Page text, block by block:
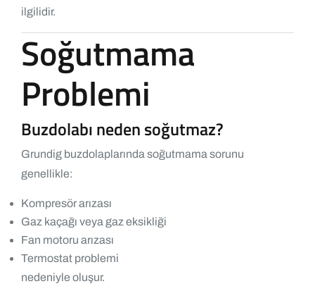
ilgilidir.
Soğutmama
Problemi
Buzdolabı neden soğutmaz?
Grundig buzdolaplarında soğutmama sorunu
genellikle:
Kompresör arızası
Gaz kaçağı veya gaz eksikliği
Fan motoru arızası
Termostat problemi
nedeniyle oluşur.